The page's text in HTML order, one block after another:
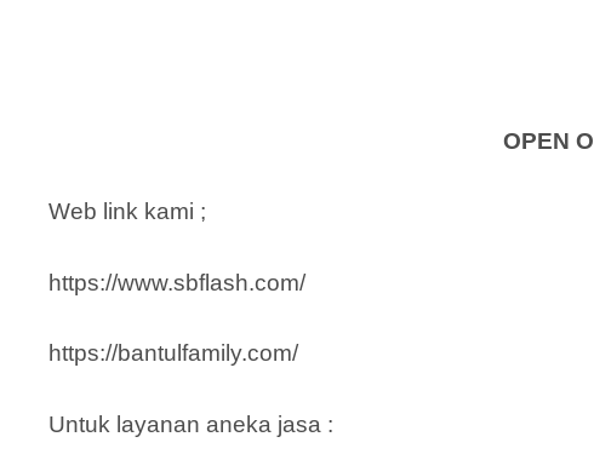
OPEN
Web link kami ;
https://www.sbflash.com/
https://bantulfamily.com/
Untuk layanan aneka jasa :